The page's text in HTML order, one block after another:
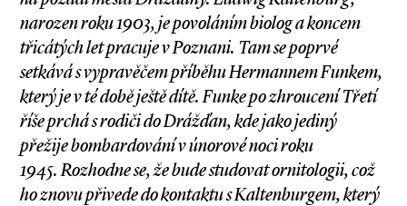
narozen roku 1903, je povoláním biolog a koncem
třicátých let pracuje v Poznani. Tam se poprvé
setkává s vypravěčem příběhu Hermannem Funkem,
který je v té době ještě dítě. Funke po zhroucení Třetí
říše prchá s rodiči do Drážďan, kde jako jediný
přežije bombardování v únorové noci roku
1945. Rozhodne se, že bude studovat ornitologii, což
ho znovu přivede do kontaktu s Kaltenburgem, který